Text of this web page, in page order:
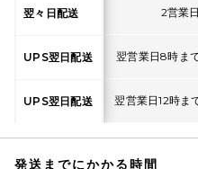
2営業日
翌営業日8時ま
翌営業日12時ま
翌々日配送
UPS翌日配送
UPS翌日配送
発送までにかかる時間